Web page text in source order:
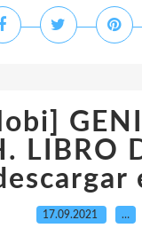
LIBRO
17.09.2021 …